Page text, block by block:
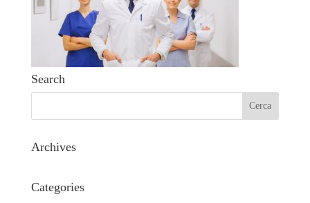
Search
Archives
Categories